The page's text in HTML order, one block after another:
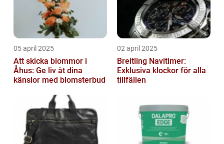
05 april 2025
Att skicka blommor i
Åhus: Ge liv åt dina
känslor med blomsterbud
02 april 2025
Breitling Navitimer:
Exklusiva klockor för alla
tillfällen